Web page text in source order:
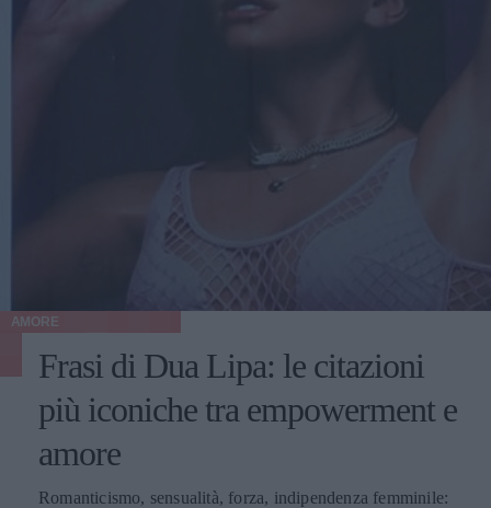
AMORE
Frasi di Dua Lipa: le citazioni
più iconiche tra empowerment e
amore
Romanticismo, sensualità, forza, indipendenza femminile: